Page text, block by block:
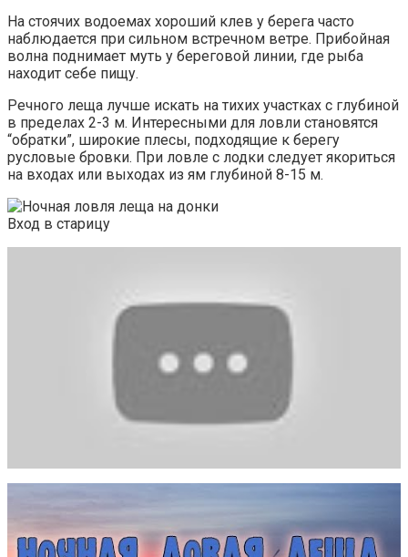
На стоячих водоемах хороший клев у берега часто
наблюдается при сильном встречном ветре. Прибойная
волна поднимает муть у береговой линии, где рыба
находит себе пищу.
Речного леща лучше искать на тихих участках с глубиной
в пределах 2-3 м. Интересными для ловли становятся
“обратки”, широкие плесы, подходящие к берегу
русловые бровки. При ловле с лодки следует якориться
на входах или выходах из ям глубиной 8-15 м.
Вход в старицу